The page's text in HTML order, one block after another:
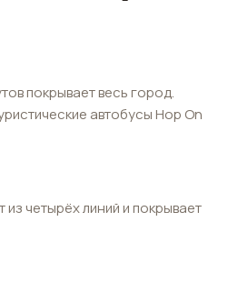
покрывает весь город.
автобусы Hop On
четырёх линий и покрывает